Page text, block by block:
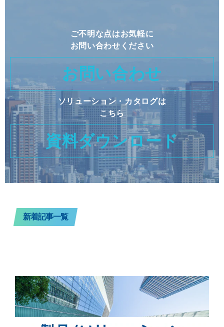
ご不明な点はお気軽に
お問い合わせください
お問い合わせ
ソリューション・カタログは
こちら
資料ダウンロード
新着記事一覧